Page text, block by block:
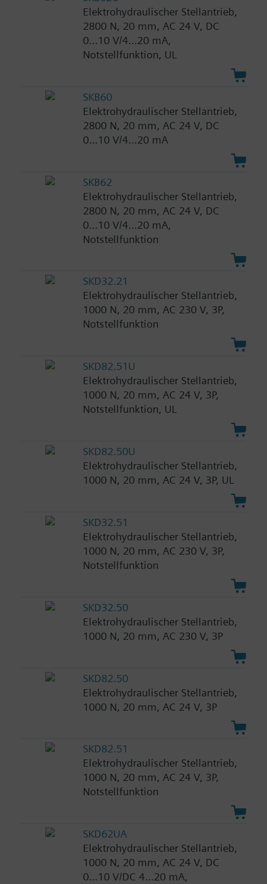
Elektrohydraulischer Stellantrieb,
2800 N, 20 mm, AC 24 V, DC
0...10 V/4...20 mA,
Notstellfunktion, UL
SKB60
Elektrohydraulischer Stellantrieb,
2800 N, 20 mm, AC 24 V, DC
0...10 V/4...20 mA
SKB62
Elektrohydraulischer Stellantrieb,
2800 N, 20 mm, AC 24 V, DC
0...10 V/4...20 mA,
Notstellfunktion
SKD32.21
Elektrohydraulischer Stellantrieb,
1000 N, 20 mm, AC 230 V, 3P,
Notstellfunktion
SKD82.51U
Elektrohydraulischer Stellantrieb,
1000 N, 20 mm, AC 24 V, 3P,
Notstellfunktion, UL
SKD82.50U
Elektrohydraulischer Stellantrieb,
1000 N, 20 mm, AC 24 V, 3P, UL
SKD32.51
Elektrohydraulischer Stellantrieb,
1000 N, 20 mm, AC 230 V, 3P,
Notstellfunktion
SKD32.50
Elektrohydraulischer Stellantrieb,
1000 N, 20 mm, AC 230 V, 3P
SKD82.50
Elektrohydraulischer Stellantrieb,
1000 N, 20 mm, AC 24 V, 3P
SKD82.51
Elektrohydraulischer Stellantrieb,
1000 N, 20 mm, AC 24 V, 3P,
Notstellfunktion
SKD62UA
Elektrohydraulischer Stellantrieb,
1000 N, 20 mm, AC 24 V, DC
0...10 V/DC 4...20 mA,